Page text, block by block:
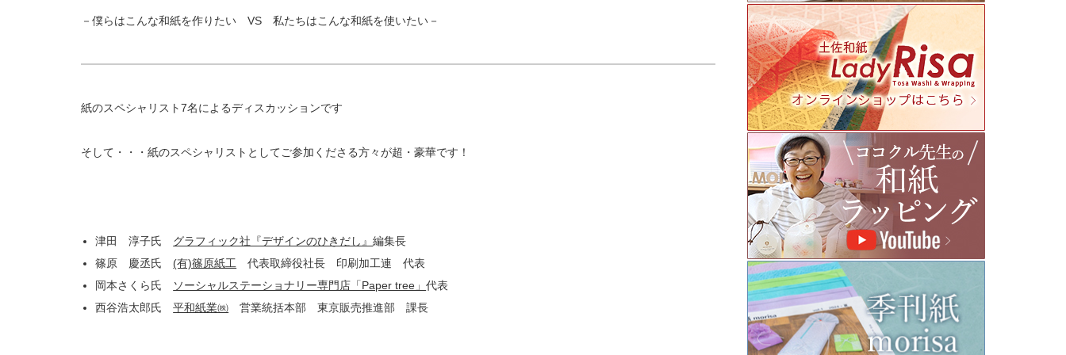
－僕らはこんな和紙を作りたい VS 私たちはこんな和紙を使いたい－
紙のスペシャリスト7名によるディスカッションです
そして・・・紙のスペシャリストとしてご参加くださる方々が超・豪華です！
津田 淳子氏 グラフィック社『デザインのひきだし』編集長
篠原 慶丞氏 (有)篠原紙工 代表取締役社長 印刷加工連 代表
岡本さくら氏
ソーシャルステーショナリー専門店「Paper tree」代表
西谷浩太郎氏平和紙業㈱ 営業統括本部 東京販売推進部 課長